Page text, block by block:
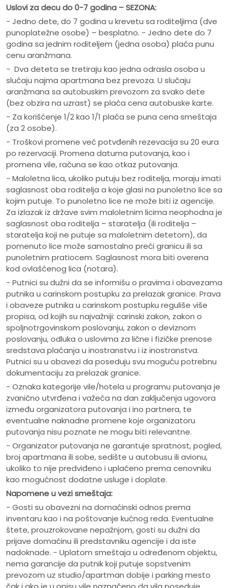
Uslovi za decu do 0-7 godina – SEZONA:
- Jedno dete, do 7 godina u krevetu sa roditeljima (dve
punoplatežne osobe) – besplatno. - Jedno dete do 7
godina sa jednim roditeljem (jedna osoba) plaća punu
cenu aranžmana.
- Dva deteta se tretiraju kao jedna odrasla osoba u
slučaju najma apartmana bez prevoza. U slučaju
aranžmana sa autobuskim prevozom za svako dete
(bez obzira na uzrast) se plaća cena autobuske karte.
- Za korišćenje 1/2 kao 1/1 plaća se puna cena smeštaja
(za 2 osobe).
- Troškovi promene već potvđenih rezevacija su 20 eura
po rezervaciji. Promena datuma putovanja, kao i
promena vile, računa se kao otkaz putovanja.
- Maloletna lica, ukoliko putuju bez roditelja, moraju imati
saglasnost oba roditelja a koje glasi na punoletno lice sa
kojim putuje. To punoletno lice ne može biti iz agencije.
Za izlazak iz države svim maloletnim licima neophodna je
saglasnost oba roditelja – staratelja (ili roditelja –
staratelja koji ne putuje sa maloletnim detetom), da
pomenuto lice može samostalno preći granicu ili sa
punoletnim pratiocem. Saglasnost mora biti overena
kod ovlašćenog lica (notara).
- Putnici su dužni da se informišu o pravima i obavezama
putnika u carinskom postupku za prelazak granice. Prava
i obaveze putnika u carinskom postupku reguliše više
propisa, od kojih su najvažniji: carinski zakon, zakon o
spoljnotrgovinskom poslovanju, zakon o deviznom
poslovanju, odluka o uslovima za lične i fizičke prenose
sredstava plaćanja u inostranstvu i iz inostranstva.
Putnici su u obavezi da poseduju svu moguću potrebnu
dokumentaciju za prelazak granice.
- Oznaka kategorije vile/hotela u programu putovanja je
zvanično utvrđena i važeća na dan zaključenja ugovora
između organizatora putovanja i ino partnera, te
eventualne naknadne promene koje organizatoru
putovanja nisu poznate ne mogu biti relevantne.
- Organizator putovanja ne garantuje spratnost, pogled,
broj apartmana ili sobe, sedište u autobusu ili avionu,
ukoliko to nije predviđeno i uplaćeno prema cenovniku
kao mogućnost dodatne usluge i doplate.
Napomene u vezi smeštaja:
- Gosti su obavezni na domaćinski odnos prema
inventaru kao i na poštovanje kućnog reda. Eventualne
štete, prouzrokovane nepažnjom, gosti su dužni da
prijave domaćinu ili predstavniku agencije i da iste
nadoknade. - Uplatom smeštaja u određenom objektu,
nema garancije da putnik koji putuje sopstvenim
prevozom uz studio/apartman dobije i parking mesto